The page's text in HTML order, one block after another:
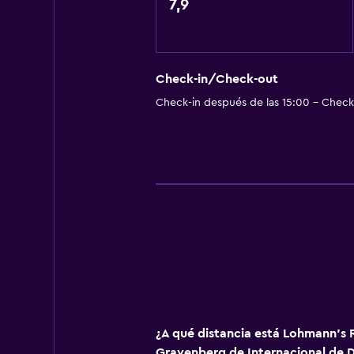
Toallas para piscina
Servicios y facilidades
Servicio de despertador
Habitaciones insonorizadas
7,9
Check-in/Check-out
Check-in después de las 15:00 -
¿A qué distancia está Lohmann's